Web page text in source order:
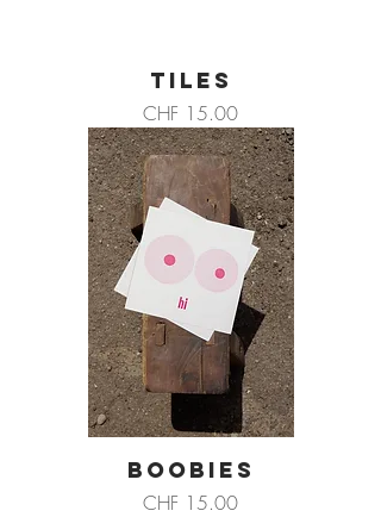
TILES
Preis
CHF 15.00
BOOBIES
Preis
CHF 15.00